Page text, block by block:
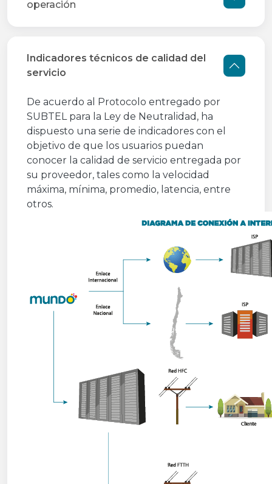
operación
Indicadores técnicos de calidad del
servicio
De acuerdo al Protocolo entregado por
SUBTEL para la Ley de Neutralidad, ha
dispuesto una serie de indicadores con el
objetivo de que los usuarios puedan
conocer la calidad de servicio entregada por
su proveedor, tales como la velocidad
máxima, mínima, promedio, latencia, entre
otros.